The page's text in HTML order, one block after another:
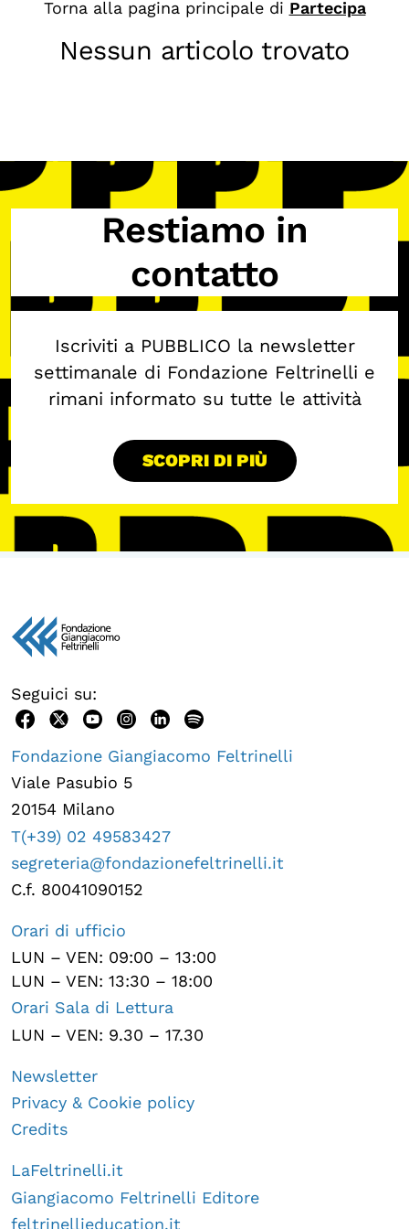
Chi siamo
Persone
Mostre digitali
I CONTENUTI
Osservatori di ricerca
Progetti Nazionali
Pubblicazioni
Storie di Resistenza, ottant’anni dopo
Elezioni dal mondo
Podcast
Programmi per le scuole
Under25
Classici del Pensiero Politico
Master e Executive Program
Torna alla pagina principale di Partecipa
Nessun articolo trovato
Restiamo in
contatto
Iscriviti a PUBBLICO la newsletter
settimanale di Fondazione Feltrinelli e
rimani informato su tutte le attività
SCOPRI DI PIÙ
Seguici su:
Fondazione Giangiacomo Feltrinelli
Viale Pasubio 5
20154 Milano
T(+39) 02 49583427
segreteria@fondazionefeltrinelli.it
C.f. 80041090152
Orari di ufficio
LUN – VEN: 09:00 – 13:00
LUN – VEN: 13:30 – 18:00
Orari Sala di Lettura
LUN – VEN: 9.30 – 17.30
Newsletter
Privacy & Cookie policy
Credits
LaFeltrinelli.it
Giangiacomo Feltrinelli Editore
feltrinellieducation.it